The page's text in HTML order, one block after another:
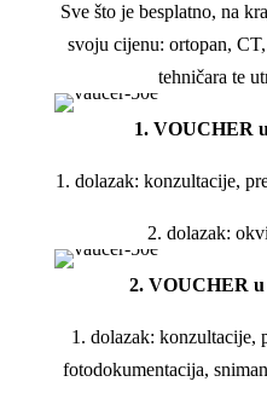
Sve što je besplatno, na
svoju cijenu: ortopan,
tehničara te
1. VOUCHER
1. dolazak: konzultacije,
2. dolazak:
2. VOUCHER
1. dolazak: konzultacije,
fotodokumentacija,